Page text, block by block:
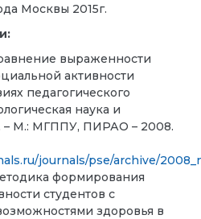
Москвы 2015г.
выраженности
активности
педагогического
наука и
– М.: МГППУ, ПИРАО – 2008.
journals/pse/archive/
формирования
студентов с
здоровья в